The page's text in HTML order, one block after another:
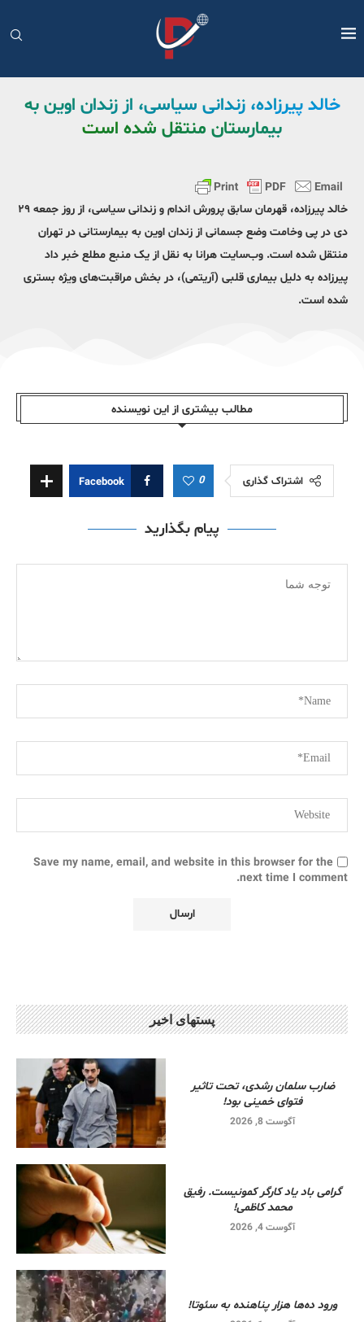
خالد پیرزاده، زندانی سیاسی، از زندان اوین به
بیمارستان منتقل شده است
خالد پیرزاده، قهرمان سابق پرورش اندام و زندانی سیاسی، از روز جمعه ۲۹
دی‌ در پی وخامت وضع جسمانی از زندان اوین به بیمارستانی در تهران
منتقل شده است. وب‌سایت هرانا به نقل از یک منبع مطلع خبر داد
پیرزاده به دلیل بیماری قلبی (آریتمی)، در بخش مراقبت‌های ویژه بستری
شده است.
مطالب بیشتری از این نویسندە
اشتراک گذاری 0
Facebook
پیام بگذارید
Save my name, email, and website in this browser for the
next time I comment.
پستهای اخیر
ضارب سلمان رشدی، تحت تاثیر
فتوای خمینی بود!
آگوست 8, 2026
گرامی باد یاد کارگر کمونیست. رفیق
محمد کاظمی!
آگوست 4, 2026
ورود ده‌ها هزار پناهنده به سئوتا!